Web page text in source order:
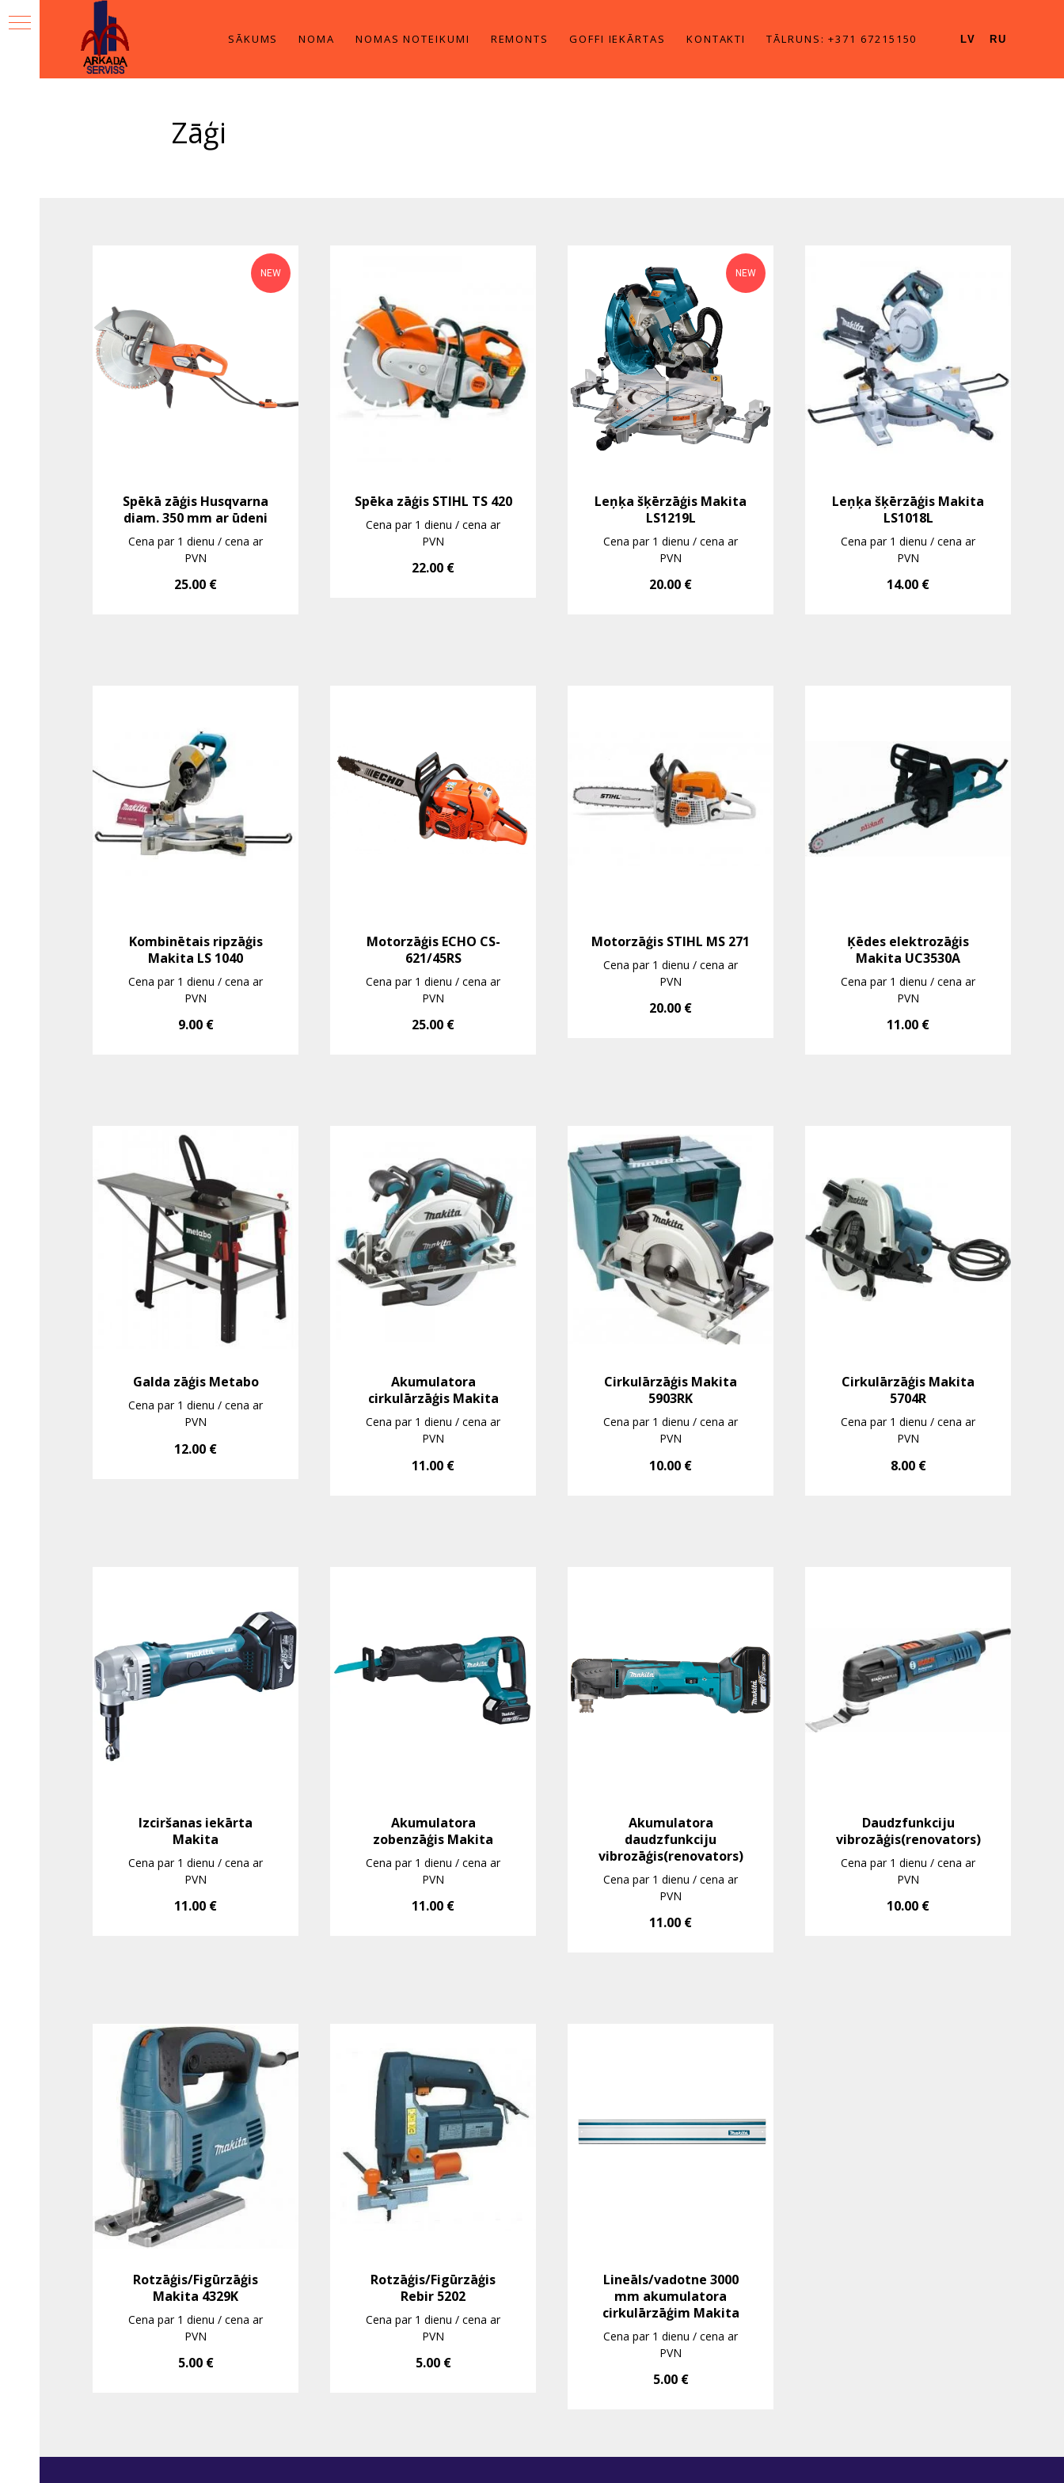
SĀKUMS NOMA NOMAS NOTEIKUMI REMONTS GOFFI IEKĀRTAS KONTAKTI TĀLRUNS: +371 67215150 LV RU
Zāģi
NEW
Spēkā zāģis Husqvarna
diam. 350 mm ar ūdeni
Cena par 1 dienu / cena ar
PVN
25.00 €
Spēka zāģis STIHL TS 420
Cena par 1 dienu / cena ar
PVN
22.00 €
NEW
Leņķa šķērzāģis Makita
LS1219L
Cena par 1 dienu / cena ar
PVN
20.00 €
Leņķa šķērzāģis Makita
LS1018L
Cena par 1 dienu / cena ar
PVN
14.00 €
Kombinētais ripzāģis
Makita LS 1040
Cena par 1 dienu / cena ar
PVN
9.00 €
Motorzāģis ECHO CS-
621/45RS
Cena par 1 dienu / cena ar
PVN
25.00 €
Motorzāģis STIHL MS 271
Cena par 1 dienu / cena ar
PVN
20.00 €
Ķēdes elektrozāģis
Makita UC3530A
Cena par 1 dienu / cena ar
PVN
11.00 €
Galda zāģis Metabo
Cena par 1 dienu / cena ar
PVN
12.00 €
Akumulatora
cirkulārzāģis Makita
Cena par 1 dienu / cena ar
PVN
11.00 €
Cirkulārzāģis Makita
5903RK
Cena par 1 dienu / cena ar
PVN
10.00 €
Cirkulārzāģis Makita
5704R
Cena par 1 dienu / cena ar
PVN
8.00 €
Izciršanas iekārta
Makita
Cena par 1 dienu / cena ar
PVN
11.00 €
Akumulatora
zobenzāģis Makita
Cena par 1 dienu / cena ar
PVN
11.00 €
Akumulatora
daudzfunkciju
vibrozāģis(renovators)
Cena par 1 dienu / cena ar
PVN
11.00 €
Daudzfunkciju
vibrozāģis(renovators)
Cena par 1 dienu / cena ar
PVN
10.00 €
Rotzāģis/Figūrzāģis
Makita 4329K
Cena par 1 dienu / cena ar
PVN
5.00 €
Rotzāģis/Figūrzāģis
Rebir 5202
Cena par 1 dienu / cena ar
PVN
5.00 €
Lineāls/vadotne 3000
mm akumulatora
cirkulārzāģim Makita
Cena par 1 dienu / cena ar
PVN
5.00 €